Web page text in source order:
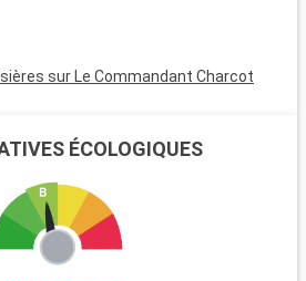
sur Le Commandant Charcot
ÉCOLOGIQUES